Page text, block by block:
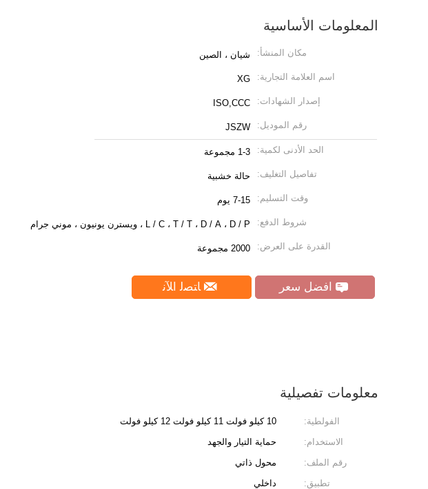
المعلومات الأساسية
مكان المنشأ: شيان ، الصين
اسم العلامة التجارية: XG
إصدار الشهادات: ISO,CCC
رقم الموديل: JSZW
الحد الأدنى لكمية: 1-3 مجموعة
تفاصيل التغليف: حالة خشبية
وقت التسليم: 7-15 يوم
شروط الدفع: L / C ، T / T ، D / A ، D / P ، ويسترن يونيون ، موني جرام
القدرة على العرض: 2000 مجموعة
افضل سعر ﺎﺘﺼﻟ ﺍﻶﻧ
معلومات تفصيلية
الفولطية: 10 كيلو فولت 11 كيلو فولت 12 كيلو فولت
الاستخدام:
حماية التيار والجهد
رقم الملف:
محول ذاتي
تطبيق:
داخلي